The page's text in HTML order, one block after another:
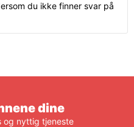
du ikke finner svar på
dine
og nyttig tjeneste